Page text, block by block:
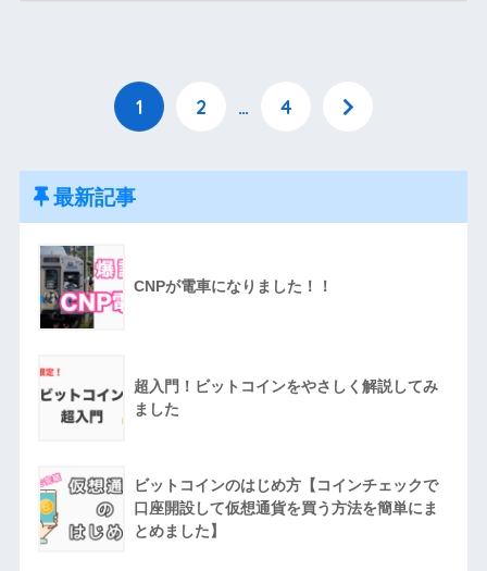
1 2 … 4
最新記事
CNPが電車になりました！！
超入門！ビットコインをやさしく解説してみ
ました
ビットコインのはじめ方【コインチェックで
口座開設して仮想通貨を買う方法を簡単にま
とめました】